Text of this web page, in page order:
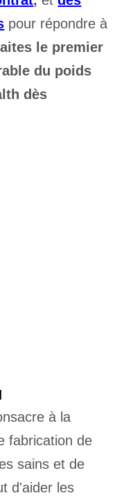
pour répondre à
le premier
du poids
dès
à la
fabrication de
sains et de
d'aider les